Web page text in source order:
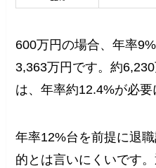
600万円の場合、年率
3,363万円です。約
は、年率約12.4%が必要
年率12%台を前提に退
的とは言いにくいです